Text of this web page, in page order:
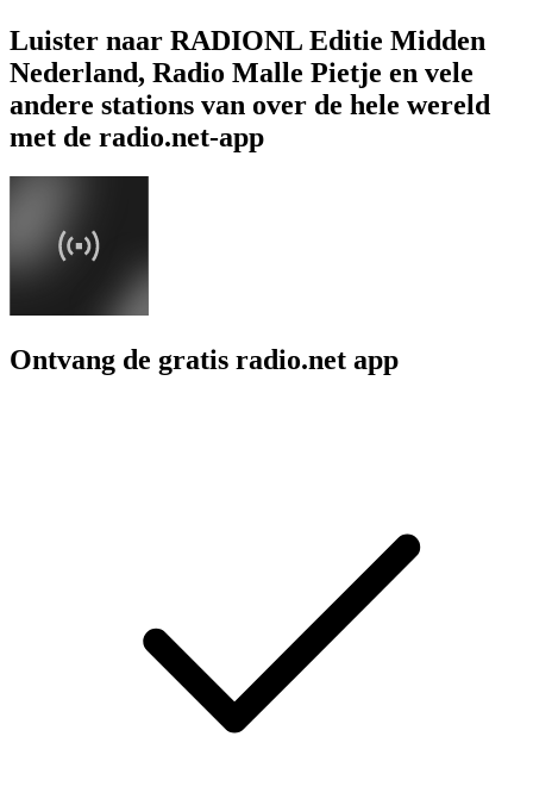
Luister naar RADIONL Editie Midden
Nederland, Radio Malle Pietje en vele
andere stations van over de hele wereld
met de radio.net-app
Ontvang de gratis radio.net app